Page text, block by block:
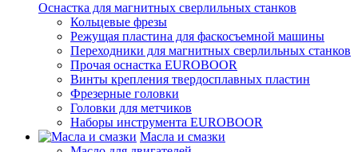
Оснастка для магнитных сверлильных станков
Кольцевые фрезы
Режущая пластина для фаскосъемной машины
Переходники для магнитных сверлильных станков
Прочая оснастка EUROBOOR
Винты крепления твердосплавных пластин
Фрезерные головки
Головки для метчиков
Наборы инструмента EUROBOOR
Масла и смазки